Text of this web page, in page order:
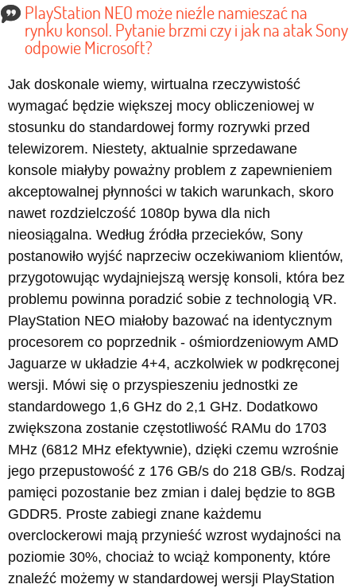
PlayStation NEO może nieźle namieszać na
rynku konsol. Pytanie brzmi czy i jak na atak Sony
odpowie Microsoft?
Jak doskonale wiemy, wirtualna rzeczywistość
wymagać będzie większej mocy obliczeniowej w
stosunku do standardowej formy rozrywki przed
telewizorem. Niestety, aktualnie sprzedawane
konsole miałyby poważny problem z zapewnieniem
akceptowalnej płynności w takich warunkach, skoro
nawet rozdzielczość 1080p bywa dla nich
nieosiągalna. Według źródła przecieków, Sony
postanowiło wyjść naprzeciw oczekiwaniom klientów,
przygotowując wydajniejszą wersję konsoli, która bez
problemu powinna poradzić sobie z technologią VR.
PlayStation NEO miałoby bazować na identycznym
procesorem co poprzednik - ośmiordzeniowym AMD
Jaguarze w układzie 4+4, aczkolwiek w podkręconej
wersji. Mówi się o przyspieszeniu jednostki ze
standardowego 1,6 GHz do 2,1 GHz. Dodatkowo
zwiększona zostanie częstotliwość RAMu do 1703
MHz (6812 MHz efektywnie), dzięki czemu wzrośnie
jego przepustowość z 176 GB/s do 218 GB/s. Rodzaj
pamięci pozostanie bez zmian i dalej będzie to 8GB
GDDR5. Proste zabiegi znane każdemu
overclockerowi mają przynieść wzrost wydajności na
poziomie 30%, chociaż to wciąż komponenty, które
znaleźć możemy w standardowej wersji PlayStation